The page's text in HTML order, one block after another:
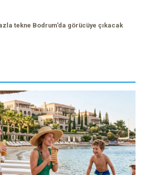
tekne Bodrum’da görücüye çıkacak